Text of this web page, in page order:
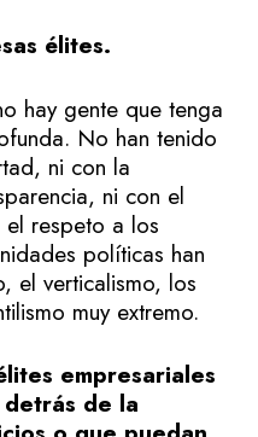
élites.
hay gente que tenga
No han tenido
ni con la
ni con el
respeto a los
políticas han
el verticalismo, los
muy extremo.
empresariales
de la